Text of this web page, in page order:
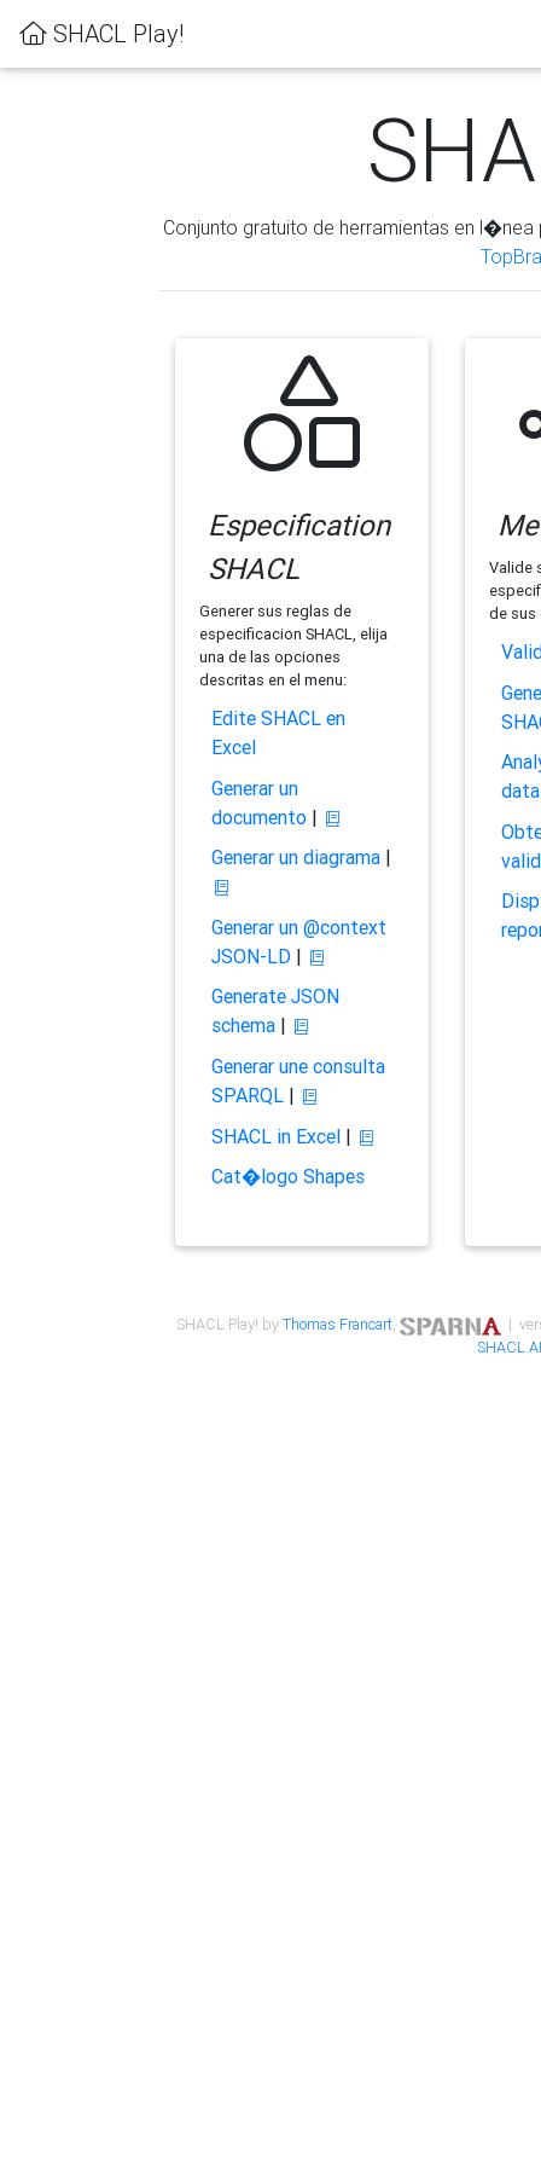
SHACL Play!
Conjunto gratuito de herramientas en
Especification
SHACL
Generer sus reglas de
especificacion SHACL, elija
una de las opciones
descritas en el menu:
Edite SHACL en
Excel
Generar un
documento|
Generar un diagrama|
Generar un @context
JSON-LD|
Generate JSON
schema|
Generar une consulta
SPARQL|
SHACL in Excel|
Cat�logo Shapes
Valide
de sus
SHACL Play! byThomas Francart,
|
SHACL